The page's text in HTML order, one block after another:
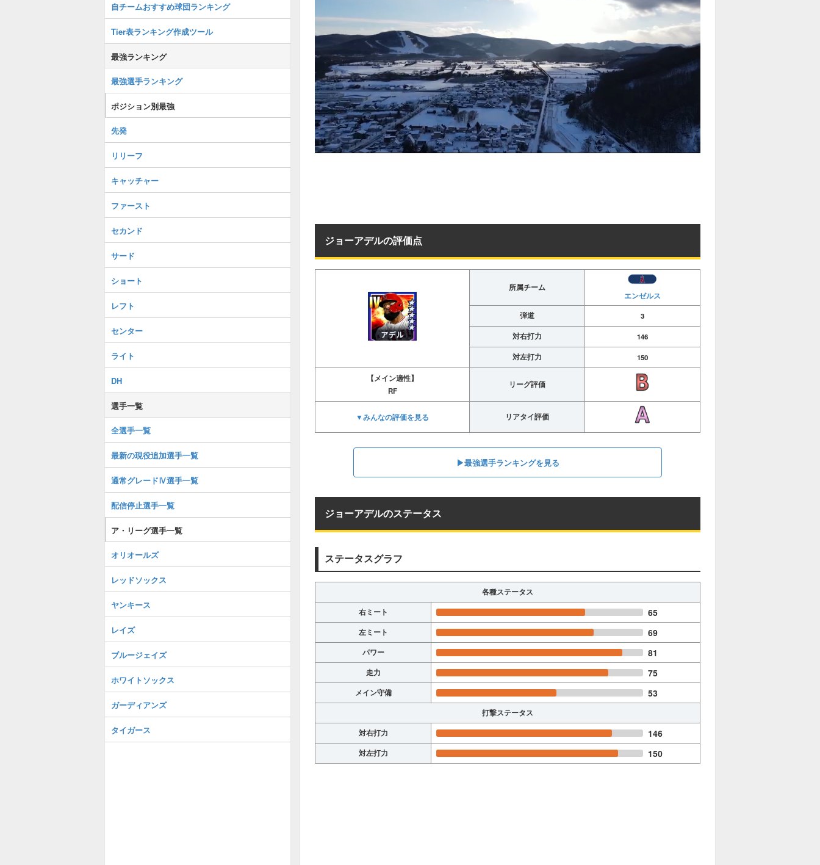
ジョーアデルの評価点
所属チーム
エンゼルス
弾道
3
対右打力
146
対左打力
150
【メイン適性】
RF
リーグ評価
▼みんなの評価を見る リアタイ評価
▶︎最強選手ランキングを見る
ジョーアデルのステータス
ステータスグラフ
各種ステータス
右ミート
65
左ミート 69
パワー 81
走力 75
メイン守備 53
打撃ステータス
対右打力
146
対左打力 150
自チームおすすめ球団ランキング
Tier表ランキング作成ツール
最強ランキング
最強選手ランキング
ポジション別最強
先発
リリーフ
キャッチャー
ファースト
セカンド
サード
ショート
レフト
センター
ライト
DH
選手一覧
全選手一覧
最新の現役追加選手一覧
通常グレードⅣ選手一覧
配信停止選手一覧
ア・リーグ選手一覧
オリオールズ
レッドソックス
ヤンキース
レイズ
ブルージェイズ
ホワイトソックス
ガーディアンズ
タイガース